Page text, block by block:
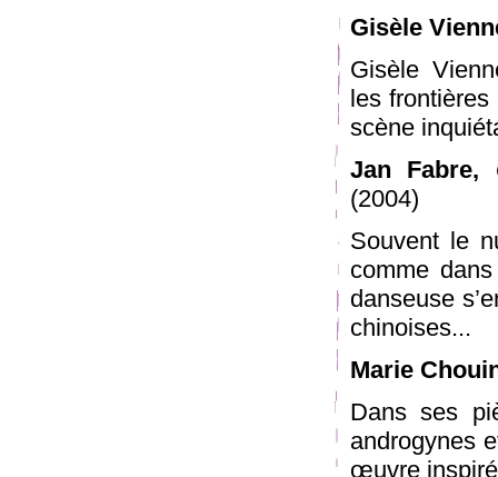
Gisèle
Gisèle
les
scène
Jan Fabre,
(2004)
Souvent le
comme
danseuse
chinoises...
Marie
Dans ses
androgynes
œuvre